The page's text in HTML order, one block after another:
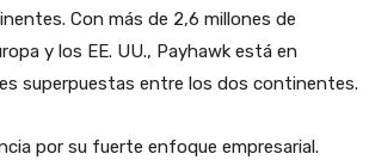
Con más de 2,6 millones de
y los EE. UU., Payhawk está en
superpuestas entre los dos continentes.
por su fuerte enfoque empresarial.